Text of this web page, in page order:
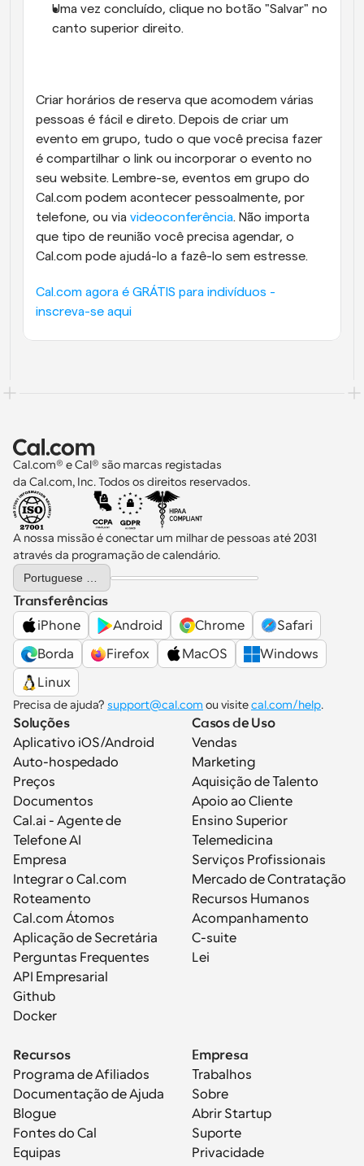
Uma vez concluído, clique no botão "Salvar" no
canto superior direito.
Criar horários de reserva que acomodem várias
pessoas é fácil e direto. Depois de criar um
evento em grupo, tudo o que você precisa fazer
é compartilhar o link ou incorporar o evento no
seu website. Lembre-se, eventos em grupo do
Cal.com podem acontecer pessoalmente, por
telefone, ou via videoconferência. Não importa
que tipo de reunião você precisa agendar, o
Cal.com pode ajudá-lo a fazê-lo sem estresse.
Cal.com agora é GRÁTIS para indivíduos -
inscreva-se aqui
Cal.com® e Cal® são marcas registadas
da Cal.com, Inc. Todos os direitos reservados.
A nossa missão é conectar um milhar de pessoas até 2031
através da programação de calendário.
Select Language
Transferências
iPhone
Android Chrome
Safari
Borda
Firefox MacOS
Windows
Linux
Precisa de ajuda? support@cal.com ou visite cal.com/help.
Soluções
Aplicativo iOS/Android
Auto-hospedado
Preços
Documentos
Cal.ai - Agente de
Telefone AI
Empresa
Integrar o Cal.com
Roteamento
Cal.com Átomos
Aplicação de Secretária
Perguntas Frequentes
API Empresarial
Github
Docker
Casos de Uso
Vendas
Marketing
Aquisição de Talento
Apoio ao Cliente
Ensino Superior
Telemedicina
Serviços Profissionais
Mercado de Contratação
Recursos Humanos
Acompanhamento
C-suite
Lei
Recursos
Programa de Afiliados
Documentação de Ajuda
Blogue
Fontes do Cal
Equipas
Empresa
Trabalhos
Sobre
Abrir Startup
Suporte
Privacidade